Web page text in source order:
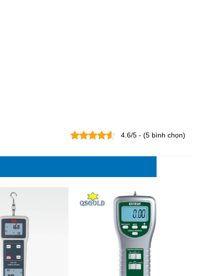
4.6/5 - (5 bình chọn)